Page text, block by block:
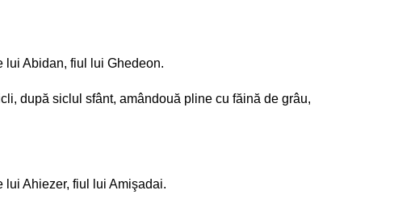
lui Abidan, fiul lui Ghedeon.
după siclul sfânt, amândouă pline cu făină de grâu,
lui Ahiezer, fiul lui Amişadai.